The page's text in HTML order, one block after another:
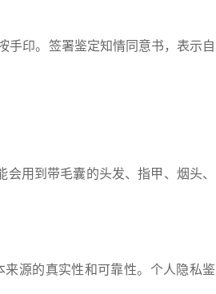
手印。签署鉴定知情同意书，表示自
用到带毛囊的头发、指甲、烟头、
源的真实性和可靠性。个人隐私鉴